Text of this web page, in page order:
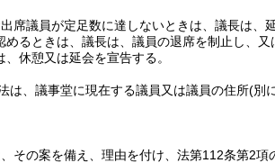
席議員が定足数に達しないときは、議長は、
るときは、議長は、議員の退席を制止し、又
休憩又は延会を宣告する。
は、議事堂に現在する議員又は議員の住所(別
その案を備え、理由を付け、法第112条第2